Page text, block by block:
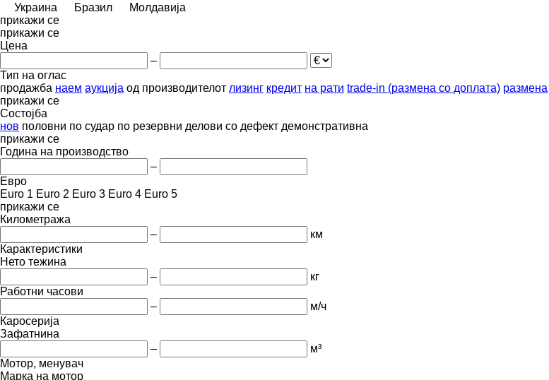
Украина
Бразил
Молдавија
прикажи се
прикажи се
Цена
–
Тип на оглас
продажба наем аукција од производителот лизинг кредит на рати trade-in (размена со доплата) размена
прикажи се
Состојба
нов половни по судар по резервни делови со дефект демонстративна
прикажи се
Година на производство
–
Евро
Euro 1 Euro 2 Euro 3 Euro 4 Euro 5
прикажи се
Километража
–
км
Карактеристики
Нето тежина
–
кг
Работни часови
–
м/ч
Каросерија
Зафатнина
–
м³
Мотор, менувач
Марка на мотор